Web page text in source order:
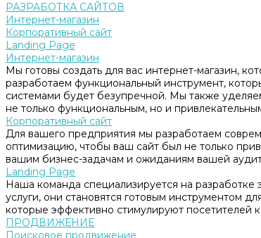
РАЗРАБОТКА САЙТОВ
Интернет-магазин
Корпоративный сайт
Landing Page
Интернет-магазин
Мы готовы создать для вас интернет-магазин,
разработаем функциональный инструмент,
системами будет безупречной. Мы также
не только функциональным, но и
Корпоративный сайт
Для вашего предприятия мы разработаем
оптимизацию, чтобы ваш сайт был не только
вашим бизнес-задачам и ожиданиям вашей
Landing Page
Наша команда специализируется на
услуги, они становятся готовым инструментом
которые эффективно стимулируют
ПРОДВИЖЕНИЕ
Поисковое продвижение